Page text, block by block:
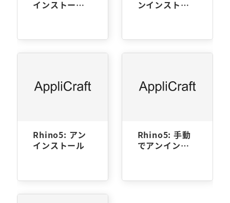
インストール
ンインストー
Rhino5: アン
インストール
Rhino5: 手動
でアンインス